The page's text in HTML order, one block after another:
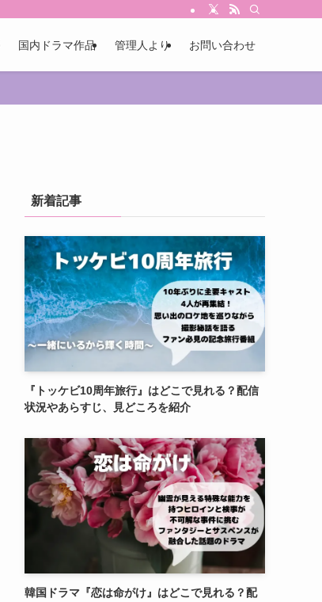
国内ドラマ作品 管理人より お問い合わせ
新着記事
『トッケビ10周年旅行』はどこで見れる？配信
状況やあらすじ、見どころを紹介
韓国ドラマ『恋は命がけ』はどこで見れる？配